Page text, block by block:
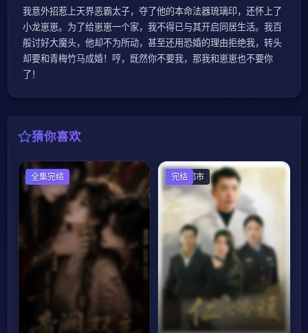
我意外招惹上天界恶霸太子，夺了他的本命法器琉璃印，还怀上了
小龙崽崽。为了给崽崽一个家，我不得已与其开启同居生活。我百
般讨好大魔头，他却不为所动，甚至还用恐婚的理由拒绝我，转头
却要和青梅竹马成婚！哼，既然你不要我，那我和崽崽也不要你
了！
猜你喜欢
全集完结 现代都市
完结